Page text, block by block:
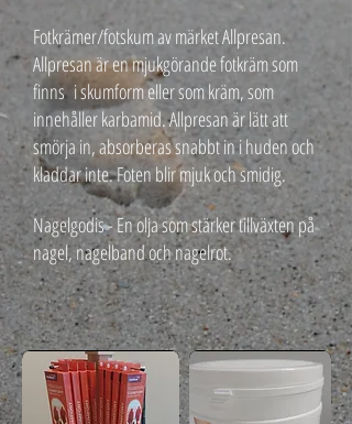
Fotkrämer/fotskum av märket Allpresan.
Allpresan är en mjukgörande fotkräm som
finns i skumform eller som kräm, som
innehåller karbamid. Allpresan är lätt att
smörja in, absorberas snabbt in i huden och
kladdar inte. Foten blir mjuk och smidig.
Nagelgodis - En olja som stärker tillväxten på
nagel, nagelband och nagelrot.